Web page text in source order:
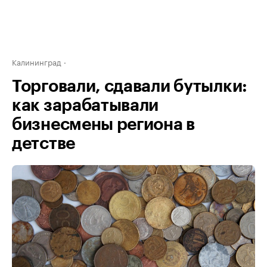
Калининград
Торговали, сдавали бутылки:
как зарабатывали
бизнесмены региона в
детстве